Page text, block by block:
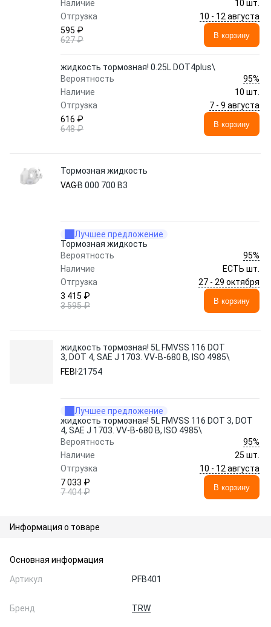
Наличие
10 шт.
Отгрузка
10 - 12 августа
595 ₽
627 ₽
В корзину
жидкость тормозная! 0.25L DOT4plus\
Вероятность
95%
Наличие
10 шт.
Отгрузка
7 - 9 августа
616 ₽
648 ₽
В корзину
Тормозная жидкость
VAG B 000 700 B3
Лучшее предложение
Тормозная жидкость
Вероятность
95%
Наличие
ЕСТЬ шт.
Отгрузка
27 - 29 октября
3 415 ₽
3 595 ₽
В корзину
жидкость тормозная! 5L FMVSS 116 DOT
3, DOT 4, SAE J 1703. VV-B-680 B, ISO 4985\
FEBI 21754
Лучшее предложение
жидкость тормозная! 5L FMVSS 116 DOT 3, DOT
4, SAE J 1703. VV-B-680 B, ISO 4985\
Вероятность
95%
Наличие
25 шт.
Отгрузка
10 - 12 августа
7 033 ₽
7 404 ₽
В корзину
Информация о товаре
Основная информация
Артикул
PFB401
Бренд TRW